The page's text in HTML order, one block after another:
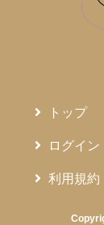
ギランバレー症
クローン病
サルモネラ
トップ
ログイン
利用規約